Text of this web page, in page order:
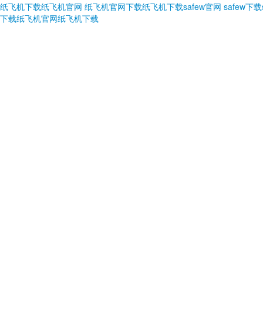
纸飞机下载纸飞机官网 纸飞机官网下载纸飞机下载safew官网 safew下载
下载纸飞机官网纸飞机下载